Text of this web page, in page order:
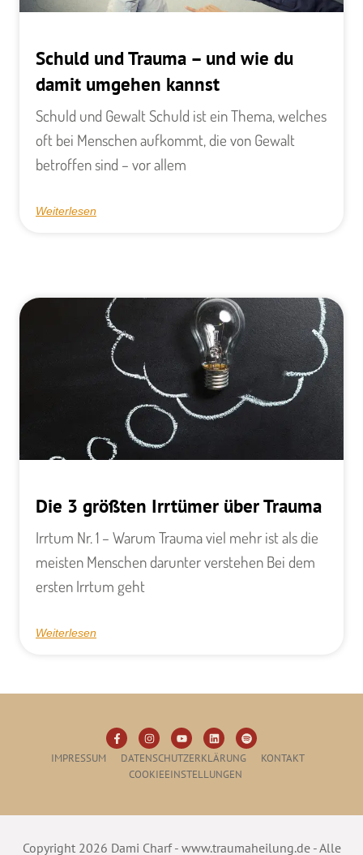
Schuld und Trauma – und wie du
damit umgehen kannst
Schuld und Gewalt ​Schuld ist ein Thema, welches
oft bei Menschen aufkommt, die von Gewalt
betroffen sind – vor allem
Weiterlesen
Die 3 größten Irrtümer über Trauma
​Irrtum Nr. 1 – Warum Trauma viel mehr ist als die
meisten Menschen darunter verstehen Bei dem
ersten Irrtum geht
Weiterlesen
IMPRESSUM DATENSCHUTZERKLÄRUNG
KONTAKT
COOKIEEINSTELLUNGEN
Copyright 2026 Dami Charf - www.traumaheilung.de - Alle